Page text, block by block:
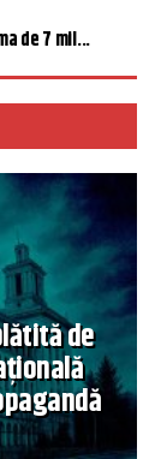
de 7 mil...
de